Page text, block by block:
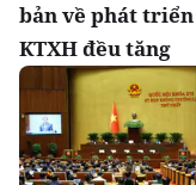
bản về phát triển
KTXH đều tăng